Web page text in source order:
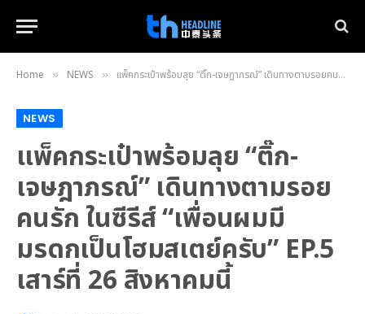
Home » NEWS » แพ็คกระเป๋าพร้อมลุย “ติ๊ก-เจษฎาภรณ์” เดินทางตามรอยคนรัก ในซีรีส์ “เพื่อนผมมีมรดกเป็นโฮมสเตย์ครับ” EP.5 เสาร์ที่ 26 สิงหาคมนี้
NEWS
แพ็คกระเป๋าพร้อมลุย “ติ๊ก-
เจษฎาภรณ์” เดินทางตามรอย
คนรัก ในซีรีส์ “เพื่อนผมมี
มรดกเป็นโฮมสเตย์ครับ” EP.5
เสาร์ที่ 26 สิงหาคมนี้